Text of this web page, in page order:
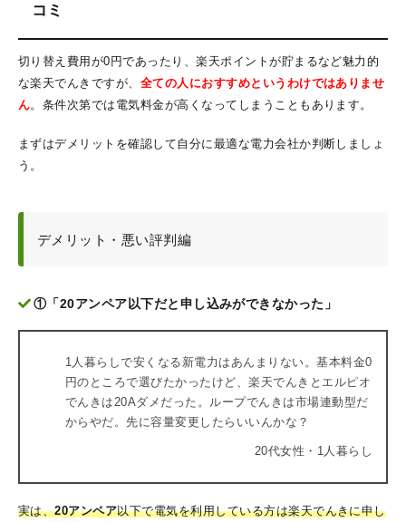
コミ
切り替え費用が0円であったり、楽天ポイントが貯まるなど魅力的
な楽天でんきですが、 全ての人におすすめというわけではありませ
ん。条件次第では電気料金が高くなってしまうこともあります。
まずはデメリットを確認して自分に最適な電力会社か判断しましょ
う。
デメリット・悪い評判編
①「20アンペア以下だと申し込みができなかった」
1人暮らしで安くなる新電力はあんまりない。基本料金0
円のところで選びたかったけど、楽天でんきとエルピオ
でんきは20Aダメだった。ループでんきは市場連動型だ
からやだ。先に容量変更したらいいんかな？
20代女性・1人暮らし
実は、20アンペア以下で電気を利用している方は楽天でんきに申し